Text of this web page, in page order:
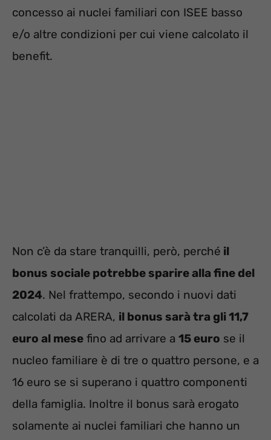
concesso ai nuclei familiari con ISEE basso
e/o altre condizioni per cui viene calcolato il
benefit.
Non c’è da stare tranquilli, però, perché il
bonus sociale potrebbe sparire alla fine del
2024. Nel frattempo, secondo i nuovi dati
calcolati da ARERA, il bonus sarà tra gli 11,7
euro al mese fino ad arrivare a 15 euro se il
nucleo familiare è di tre o quattro persone, e a
16 euro se si superano i quattro componenti
della famiglia. Inoltre il bonus sarà erogato
solamente ai nuclei familiari che hanno un